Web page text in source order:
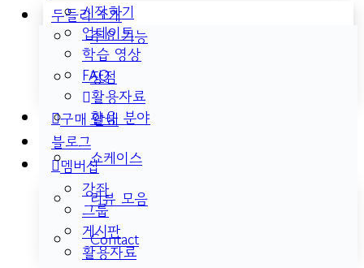
시작하기
업데이트
학습 영상
FAQ
활용자료
구매 안내
블로그
멤버십
강좌
그룹
게시판
활용자료
두들리 소개
주요 기능
장점
활용 분야
쇼케이스
리뷰 모음
Contact